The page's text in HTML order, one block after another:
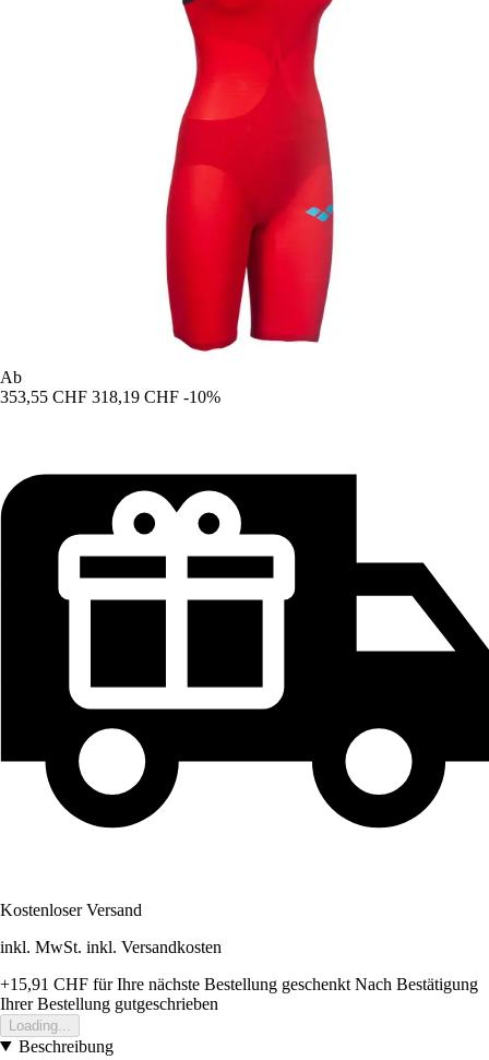
Ab
353,55 CHF 318,19 CHF -10%
Kostenloser Versand
inkl. MwSt. inkl. Versandkosten
+15,91 CHF für Ihre nächste Bestellung geschenkt Nach Bestätigung
Ihrer Bestellung gutgeschrieben
Loading...
Beschreibung